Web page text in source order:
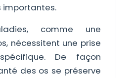
importantes.
comme une
nécessitent une prise
De façon
des os se préserve